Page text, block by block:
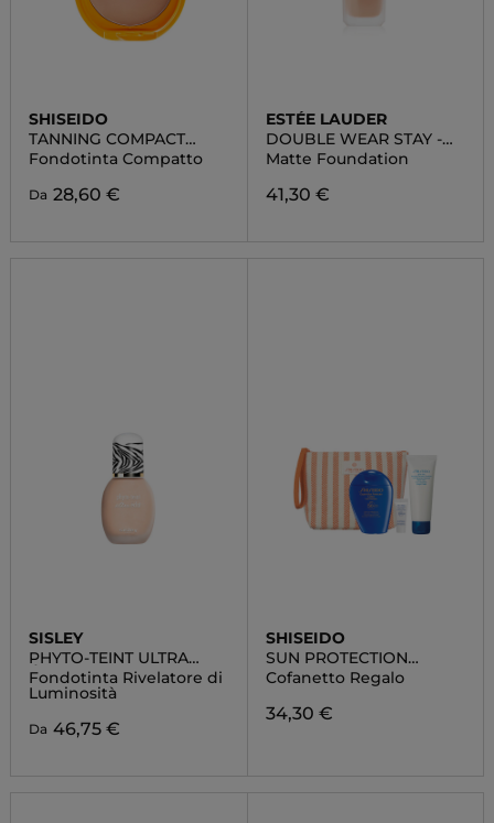
SHISEIDO
TANNING COMPACT
SPF10
Fondotinta Compatto
Da 28,60 €
ESTÉE LAUDER
DOUBLE WEAR STAY -
IN- PLACE MATTE
FOUNDATION
Matte Foundation
41,30 €
SISLEY
PHYTO-TEINT ULTRA
ÉCLAT
Fondotinta Rivelatore di
Luminosità
Da 46,75 €
SHISEIDO
SUN PROTECTION
POUCH SET
Cofanetto Regalo
34,30 €